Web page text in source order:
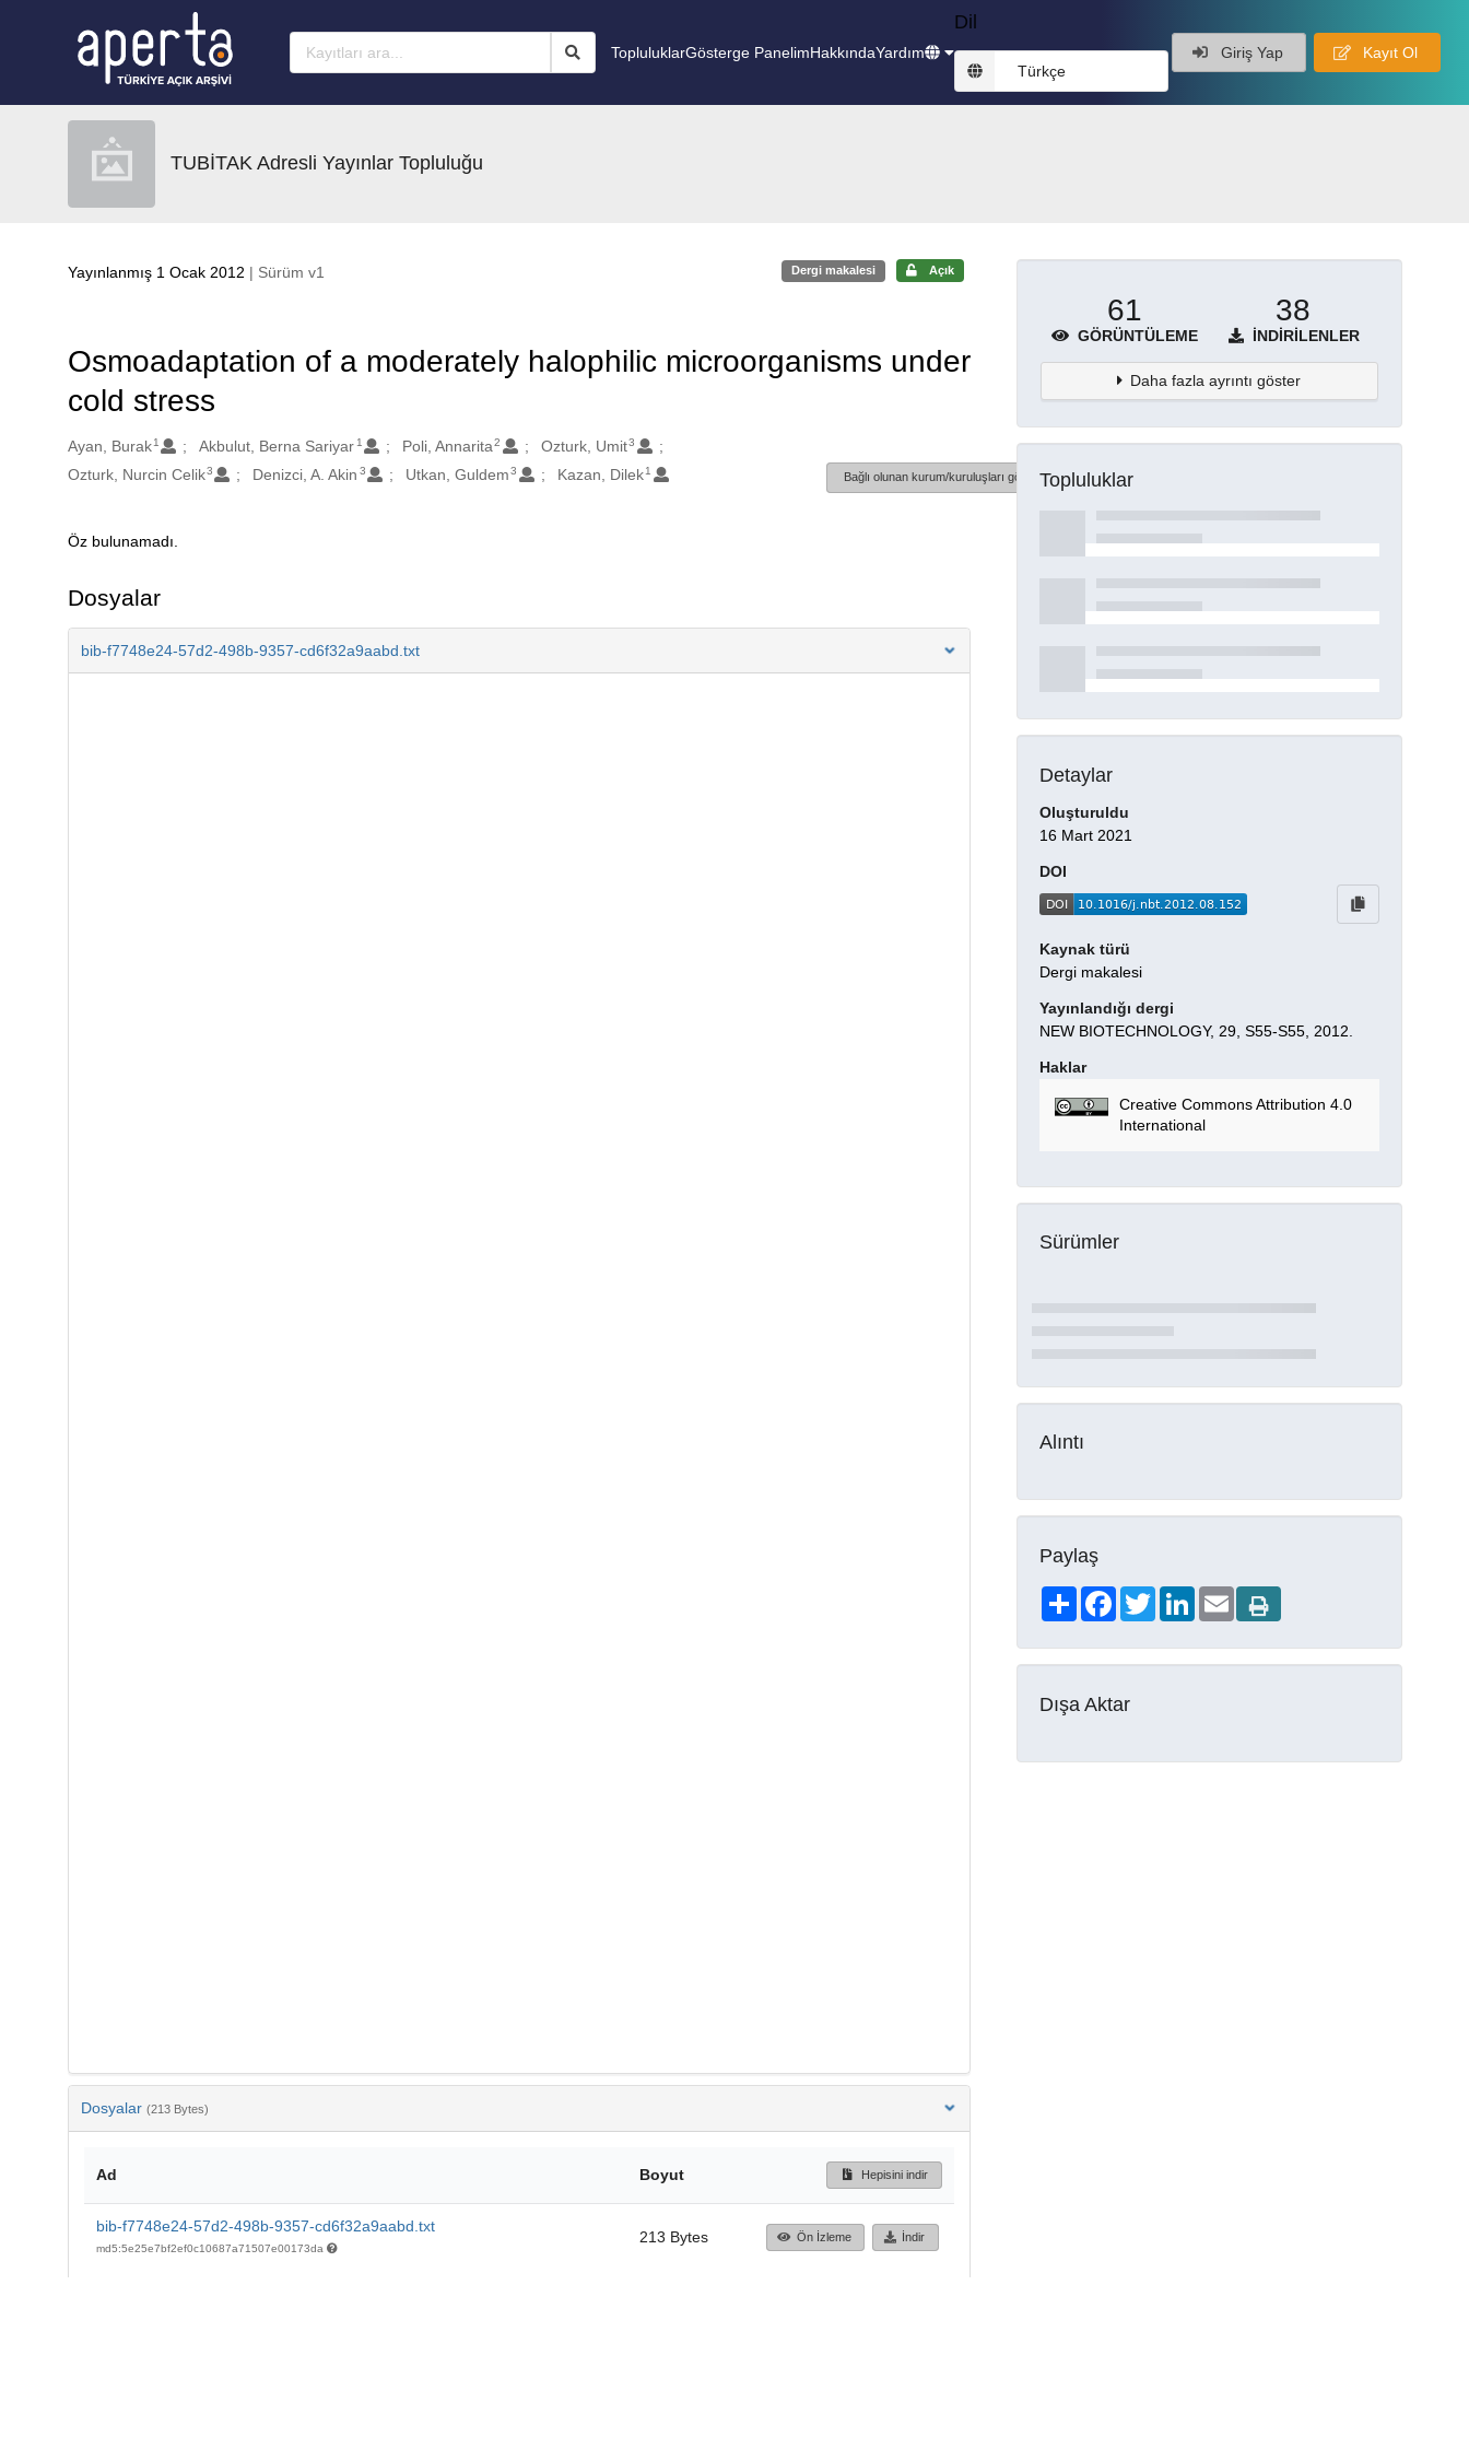
TopluluklarGösterge PanelimHakkındaYardım
Dil
Türkçe
Giriş Yap Kayıt Ol
TUBİTAK Adresli Yayınlar Topluluğu
Yayınlanmış 1 Ocak 2012 | Sürüm v1 Dergi makalesi Açık
Osmoadaptation of a moderately halophilic microorganisms under
cold stress
Oluşturanlar
Ayan, Burak 1 Akbulut, Berna Sariyar 1 Poli, Annarita 2 Ozturk, Umit3
Ozturk, Nurcin Celik3 Denizci, A. Akin 3 Utkan, Guldem 3 Kazan, Dilek1 Bağlı olunan kurum/kuruluşları göster
Açıklama
Öz bulunamadı.
Dosyalar
bib-f7748e24-57d2-498b-9357-cd6f32a9aabd.txt
Dosyalar (213 Bytes)
Ad Boyut Hepisini indir
bib-f7748e24-57d2-498b-9357-cd6f32a9aabd.txt
md5:5e25e7bf2ef0c10687a71507e00173da
213 Bytes Ön İzleme İndir
61
GÖRÜNTÜLEME
38
İNDIRILENLER
Daha fazla ayrıntı göster
Topluluklar
Detaylar
Oluşturuldu
16 Mart 2021
DOI
Kaynak türü
Dergi makalesi
Yayınlandığı dergi
NEW BIOTECHNOLOGY, 29, S55-S55, 2012.
Haklar
Creative Commons Attribution 4.0
International
Sürümler
Alıntı
Paylaş
ShareFacebookTwitterLinkedIn
Email
Dışa Aktar